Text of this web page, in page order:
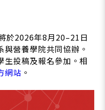
於2026年8月20–21日
營養學院共同協辦。
生投稿及報名參加。相
網站 。